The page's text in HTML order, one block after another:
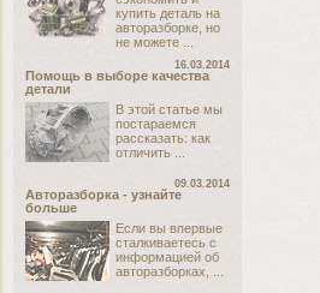
купить деталь на
авторазборке, но
не можете ...
16.03.2014
Помощь в выборе качества
детали
В этой статье мы
постараемся
рассказать: как
отличить ...
09.03.2014
Авторазборка - узнайте
больше
Если вы впервые
сталкиваетесь с
информацией об
авторазборках, ...